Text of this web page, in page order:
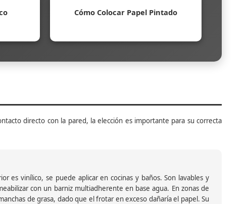
Cómo Colocar Papel Pintado
directo con la pared, la elección es importante para su correcta
es vinílico, se puede aplicar en cocinas y baños. Son lavables y
con un barniz multiadherente en base agua. En zonas de
de grasa, dado que el frotar en exceso dañaría el papel. Su